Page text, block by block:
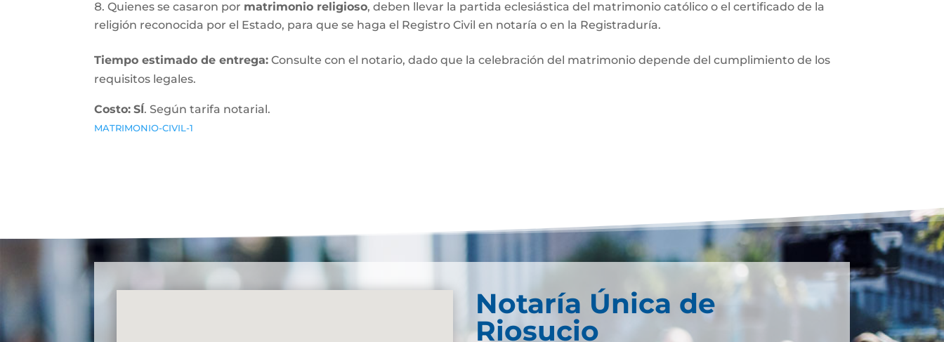
Quienes se casaron por matrimonio religioso, deben llevar la partida eclesiástica del matrimonio católico o el certificado de la
religión reconocida por el Estado, para que se haga el Registro Civil en notaría o en la Registraduría.
Tiempo estimado de entrega: Consulte con el notario, dado que la celebración del matrimonio depende del cumplimiento de los
requisitos legales.
Costo: SÍ. Según tarifa notarial.
MATRIMONIO-CIVIL-1
Notaría Única de
Riosucio